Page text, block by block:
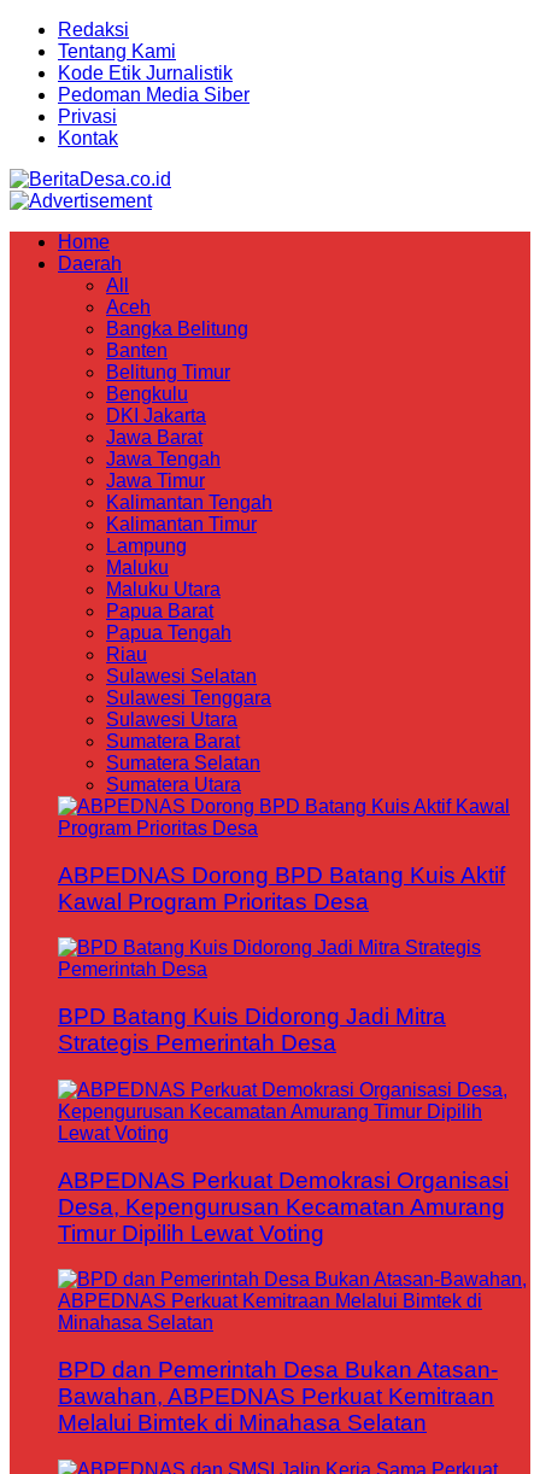
Redaksi
Tentang Kami
Kode Etik Jurnalistik
Pedoman Media Siber
Privasi
Kontak
Home
Daerah
All
Aceh
Bangka Belitung
Banten
Belitung Timur
Bengkulu
DKI Jakarta
Jawa Barat
Jawa Tengah
Jawa Timur
Kalimantan Tengah
Kalimantan Timur
Lampung
Maluku
Maluku Utara
Papua Barat
Papua Tengah
Riau
Sulawesi Selatan
Sulawesi Tenggara
Sulawesi Utara
Sumatera Barat
Sumatera Selatan
Sumatera Utara
ABPEDNAS Dorong BPD Batang Kuis Aktif
Kawal Program Prioritas Desa
BPD Batang Kuis Didorong Jadi Mitra
Strategis Pemerintah Desa
ABPEDNAS Perkuat Demokrasi Organisasi
Desa, Kepengurusan Kecamatan Amurang
Timur Dipilih Lewat Voting
BPD dan Pemerintah Desa Bukan Atasan-
Bawahan, ABPEDNAS Perkuat Kemitraan
Melalui Bimtek di Minahasa Selatan